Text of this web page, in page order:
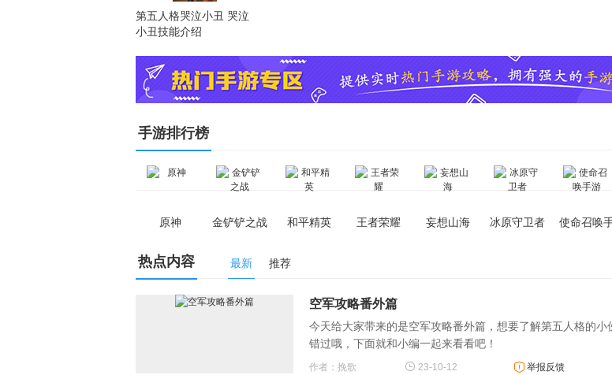
第五人格哭泣小丑 哭泣
小丑技能介绍
手游排行榜
原神 金铲铲之战 和平精英 王者荣耀 妄想山海 冰原守卫者
使命召唤
热点内容 最新 推荐
空军攻略番外篇
今天给大家带来的是空军攻略番外篇，想要了解第五人格的小
错过哦，下面就和小编一起来看看吧！
作者：挽歌 23-10-12 举报反馈